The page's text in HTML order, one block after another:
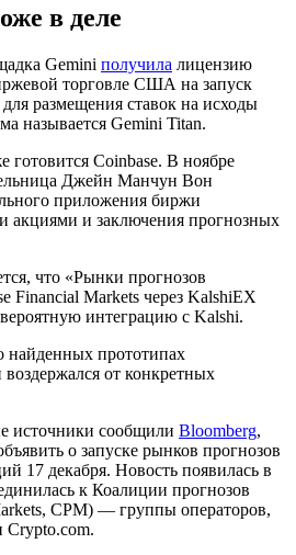
в деле
Gemini получила лицензию
торговле США на запуск
размещения ставок на исходы
называется Gemini Titan.
готовится Coinbase. В ноябре
Джейн Манчун Вон
приложения биржи
акциями и заключения прогнозных
что «Рынки прогнозов
Financial Markets через KalshiEX
интеграцию с Kalshi.
найденных прототипах
от конкретных
источники сообщили Bloomberg,
о запуске рынков прогнозов
17 декабря. Новость появилась в
к Коалиции прогнозов
CPM) — группы операторов,
Crypto.com.